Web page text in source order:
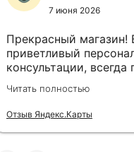
7 июня 2026
Прекрасный магазин!
приветливый
консультации, всегда
выбором! Всё
назначенный день!
Читать полностью
Отзыв Яндекс.Карты